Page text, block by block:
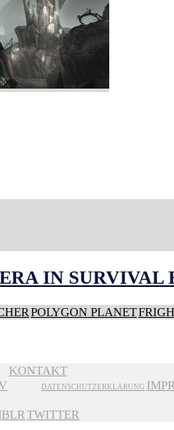
IN SURVIVAL
POLYGON PLANET
KONTAKT
DATENSCHUTZERKLÄRUNG
TWITTER